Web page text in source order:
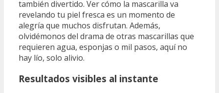
también divertido. Ver cómo la mascarilla va
revelando tu piel fresca es un momento de
alegría que muchos disfrutan. Además,
olvidémonos del drama de otras mascarillas que
requieren agua, esponjas o mil pasos, aquí no
hay lío, solo alivio.
Resultados visibles al instante